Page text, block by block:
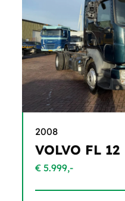
2008
VOLVO FL 12
€ 5.999,-